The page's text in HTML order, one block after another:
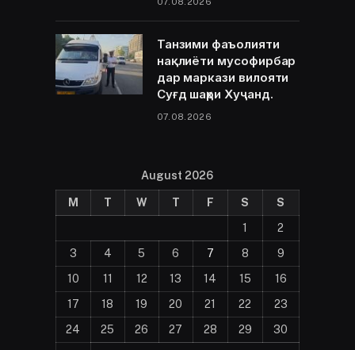
Танзими фаъолияти
нақлиёти мусофирбар
дар маркази вилояти
Суғд шаҳри Хуҷанд.
07.08.2026
August 2026
M T W T F S
S
1
2
3
4 5 6 7 8
9
10
11 12 13 14 15
16
17
18 19 20 21 22
23
24
25 26 27 28 29
30